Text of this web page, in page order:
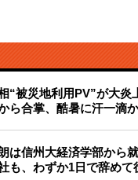
“被災地利用PV”が大炎
ら合掌、酷暑に汗一滴
は信州大経済学部から
も、わずか1日で辞め